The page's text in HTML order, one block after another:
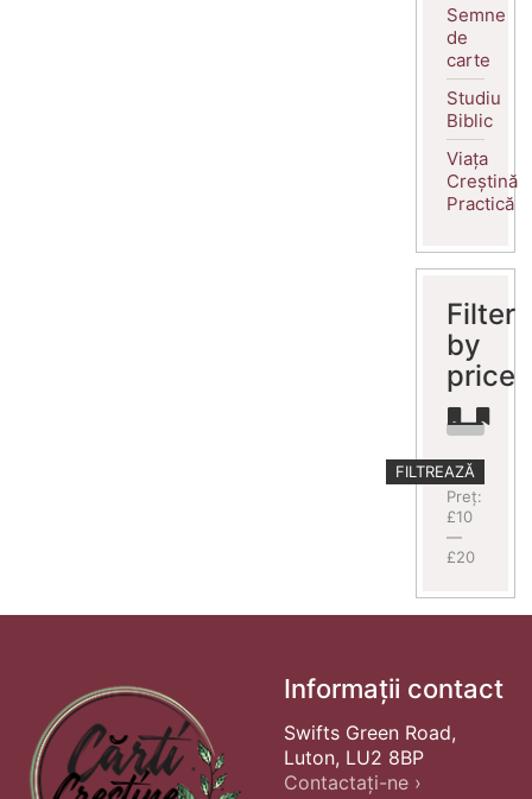
Semne
de
carte
Studiu
Biblic
Viața
Creștină
Practică
Filter
by
price
Preț
minim
Preț
maxim
FILTREAZĂ
Preț:
£10
—
£20
Informații contact
Swifts Green Road,
Luton, LU2 8BP
Contactați-ne ›